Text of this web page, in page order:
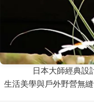
日本大師經典設
生活美學與戶外野營無